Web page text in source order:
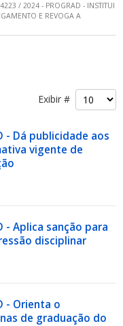
/ 2024 - PROGRAD - INSTITUI
E REVOGA A
Exibir #
- Dá publicidade aos
vigente de
- Aplica sanção para
disciplinar
- Orienta o
de graduação do